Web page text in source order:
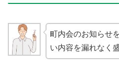
町内会のお知らせ
い内容を漏れなく